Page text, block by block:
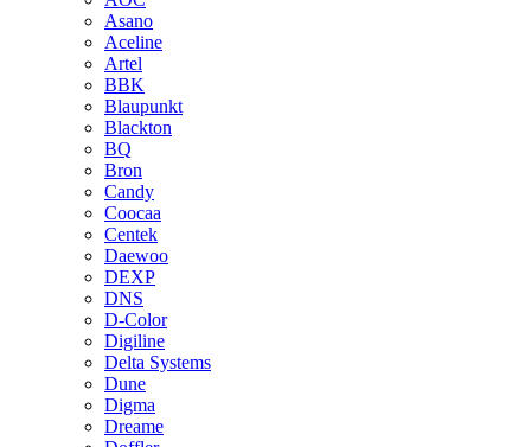
Asano
Aceline
Artel
BBK
Blaupunkt
Blackton
BQ
Bron
Candy
Coocaa
Centek
Daewoo
DEXP
DNS
D-Color
Digiline
Delta Systems
Dune
Digma
Dreame